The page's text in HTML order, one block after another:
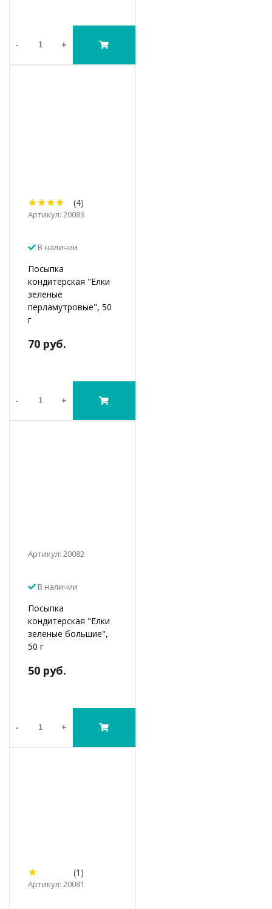
- +
(4)
Артикул: 20083
В наличии
Посыпка
кондитерская "Елки
зеленые
перламутровые", 50
г
70 руб.
- +
Артикул: 20082
В наличии
Посыпка
кондитерская "Елки
зеленые большие",
50 г
50 руб.
- +
(1)
Артикул: 20081